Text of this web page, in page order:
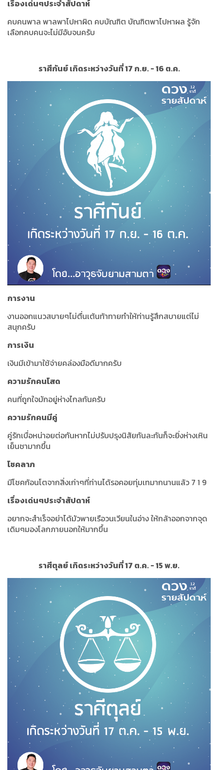
เรื่องเด่นๆประจำสัปดาห์
คบคนพาล พาลพาไปหาผิด คบบัณฑิต บัณฑิตพาไปหาผล รู้จัก
เลือกคบคนจะไม่มีอับจนครับ
ราศีกันย์ เกิดระหว่างวันที่ 17 ก.ย. - 16 ต.ค.
การงาน
งานออกแนวสบายๆไม่ตื่นเต้นท้าทายทำให้ท่านรู้สึกสบายแต่ไม่
สนุกครับ
การเงิน
เงินมีเข้ามาใช้จ่ายคล่องมือดีมากครับ
ความรักคนโสด
คนที่ถูกใจมักอยู่ห่างไกลกันครับ
ความรักคนมีคู่
คู่รักเบื่อหน่าอยต่อกันหากไม่ปรับปรุงนิสัยกันละกันก็จะยิ่งห่างเหิน
เย็นชามากขึ้น
โชคลาภ
มีโชคก้อนโตจากสิ่งเก่าๆที่ท่านได้รอคอยทุ่มเทมากนานแล้ว 7 1 9
เรื่องเด่นๆประจำสัปดาห์
อยากจะสำเร็จอย่าได้มัวพายเรือวนเวียนในอ่าง ให้กล้าออกจากจุด
เดิมๆมองโลกภายนอกให้มากขึ้น
ราศีตุลย์ เกิดระหว่างวันที่ 17 ต.ค. - 15 พ.ย.